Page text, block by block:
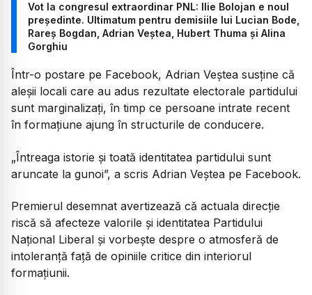
Vot la congresul extraordinar PNL: Ilie Bolojan e noul
președinte. Ultimatum pentru demisiile lui Lucian Bode,
Rareș Bogdan, Adrian Veștea, Hubert Thuma și Alina
Gorghiu
Într-o postare pe Facebook, Adrian Veștea susține că
aleșii locali care au adus rezultate electorale partidului
sunt marginalizați, în timp ce persoane intrate recent
în formațiune ajung în structurile de conducere.
„Întreaga istorie și toată identitatea partidului sunt
aruncate la gunoi”, a scris Adrian Veștea pe Facebook.
Premierul desemnat avertizează că actuala direcție
riscă să afecteze valorile și identitatea Partidului
Național Liberal și vorbește despre o atmosferă de
intoleranță față de opiniile critice din interiorul
formațiunii.